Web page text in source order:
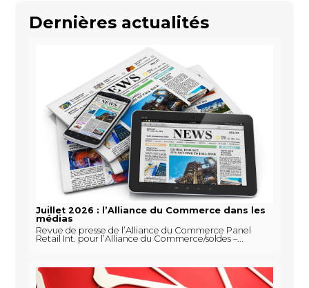
Dernières actualités
Juillet 2026 : l’Alliance du Commerce dans les
médias
Revue de presse de l’Alliance du Commerce Panel
Retail Int. pour l’Alliance du Commerce/soldes –...